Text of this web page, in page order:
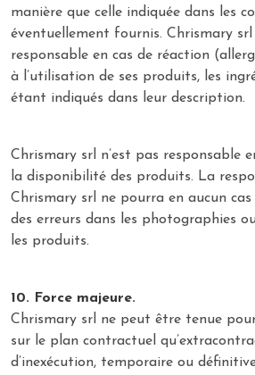
manière que celle indiquée dans les
éventuellement fournis. Chrismary srl
responsable en cas de réaction
à l’utilisation de ses produits, les
étant indiqués dans leur description.
Chrismary srl n’est pas responsable
la disponibilité des produits. La
Chrismary srl ne pourra en aucun
des erreurs dans les photographies
les produits.
10. Force majeure.
Chrismary srl ne peut être tenue
sur le plan contractuel
d’inexécution, temporaire ou